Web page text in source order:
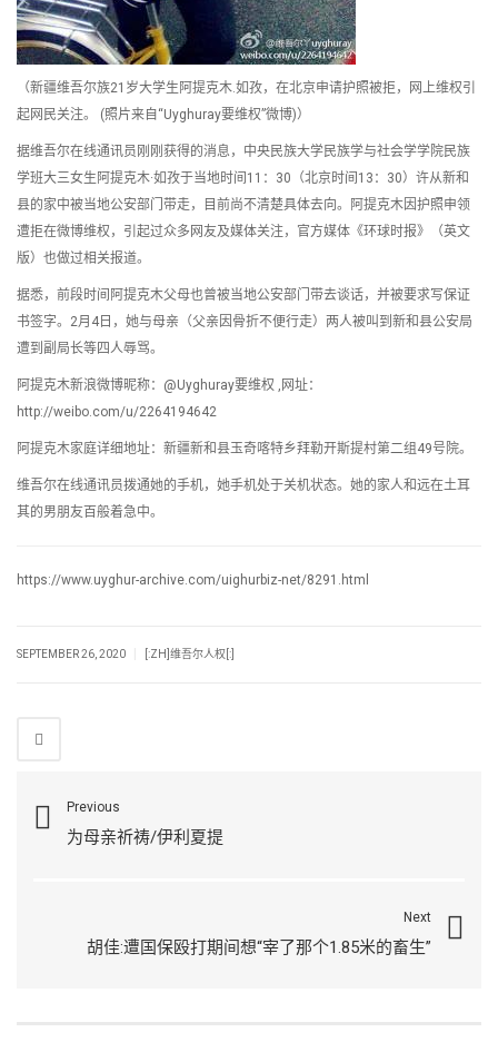
（新疆维吾尔族21岁大学生阿提克木.如孜，在北京申请护照被拒，网上维权引
起网民关注。 (照片来自“Uyghuray要维权”微博)）
据维吾尔在线通讯员刚刚获得的消息，中央民族大学民族学与社会学学院民族
学班大三女生阿提克木·如孜于当地时间11：30（北京时间13：30）许从新和
县的家中被当地公安部门带走，目前尚不清楚具体去向。阿提克木因护照申领
遭拒在微博维权，引起过众多网友及媒体关注，官方媒体《环球时报》（英文
版）也做过相关报道。
据悉，前段时间阿提克木父母也曾被当地公安部门带去谈话，并被要求写保证
书签字。2月4日，她与母亲（父亲因骨折不便行走）两人被叫到新和县公安局
遭到副局长等四人辱骂。
阿提克木新浪微博昵称：@Uyghuray要维权 ,网址：
http://weibo.com/u/2264194642
阿提克木家庭详细地址：新疆新和县玉奇喀特乡拜勒开斯提村第二组49号院。
维吾尔在线通讯员拨通她的手机，她手机处于关机状态。她的家人和远在土耳
其的男朋友百般着急中。
https://www.uyghur-archive.com/uighurbiz-net/8291.html
SEPTEMBER 26, 2020 [:ZH]维吾尔人权[:]
Previous
为母亲祈祷/伊利夏提
Next
胡佳:遭国保殴打期间想“宰了那个1.85米的畜生”